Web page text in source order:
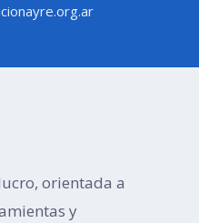
orientada a
y